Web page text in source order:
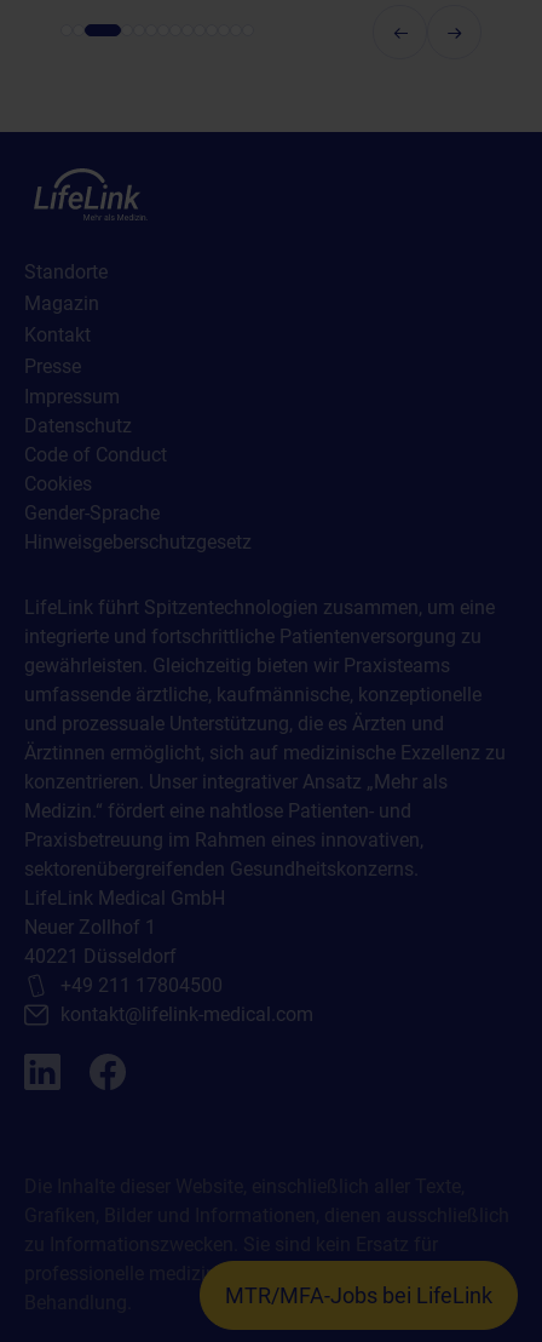
Standorte
Magazin
Kontakt
Presse
Impressum
Datenschutz
Code of Conduct
Cookies
Gender-Sprache
Hinweisgeberschutzgesetz
LifeLink führt Spitzentechnologien zusammen, um eine
integrierte und fortschrittliche Patientenversorgung zu
gewährleisten. Gleichzeitig bieten wir Praxisteams
umfassende ärztliche, kaufmännische, konzeptionelle
und prozessuale Unterstützung, die es Ärzten und
Ärztinnen ermöglicht, sich auf medizinische Exzellenz zu
konzentrieren. Unser integrativer Ansatz „Mehr als
Medizin.“ fördert eine nahtlose Patienten- und
Praxisbetreuung im Rahmen eines innovativen,
sektorenübergreifenden Gesundheitskonzerns.
LifeLink Medical GmbH
Neuer Zollhof 1
40221 Düsseldorf
+49 211 17804500
kontakt@lifelink-medical.com
professionelle medizinische Beratung, Diagnose oder
MTR/MFA-Jobs bei LifeLink